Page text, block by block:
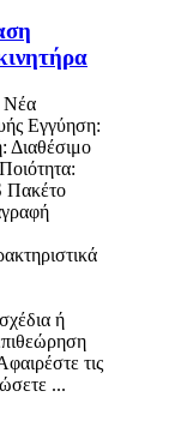
Νέα
Εγγύηση:
Διαθέσιμο
Πακέτο
ή
τις
...